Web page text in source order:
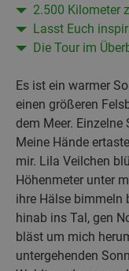
2.500 Kilometer
Lasst Euch
Die Tour im
Es ist ein warmer
einen größeren
dem Meer.
Meine Hände
mir. Lila Veilchen
Höhenmeter unter
ihre Hälse bimmeln
hinab ins Tal, gen
bläst um mich
untergehenden